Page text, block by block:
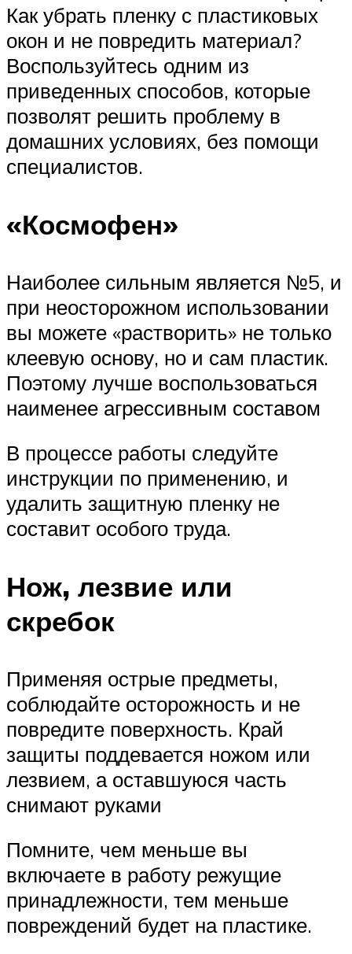
Как убрать пленку с пластиковых
окон и не повредить материал?
Воспользуйтесь одним из
приведенных способов, которые
позволят решить проблему в
домашних условиях, без помощи
специалистов.
«Космофен»
Наиболее сильным является №5, и
при неосторожном использовании
вы можете «растворить» не только
клеевую основу, но и сам пластик.
Поэтому лучше воспользоваться
наименее агрессивным составом
В процессе работы следуйте
инструкции по применению, и
удалить защитную пленку не
составит особого труда.
Нож, лезвие или
скребок
Применяя острые предметы,
соблюдайте осторожность и не
повредите поверхность. Край
защиты поддевается ножом или
лезвием, а оставшуюся часть
снимают руками
Помните, чем меньше вы
включаете в работу режущие
принадлежности, тем меньше
повреждений будет на пластике.